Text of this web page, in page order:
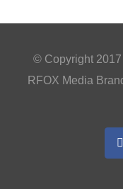
© Copyright 2017
RFOX Media